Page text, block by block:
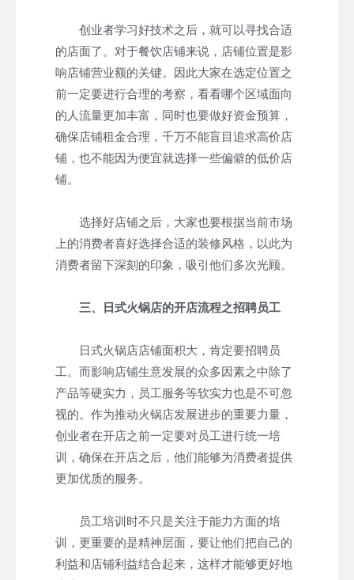
创业者学习好技术之后，就可以寻找合适
的店面了。对于餐饮店铺来说，店铺位置是影
响店铺营业额的关键。因此大家在选定位置之
前一定要进行合理的考察，看看哪个区域面向
的人流量更加丰富，同时也要做好资金预算，
确保店铺租金合理，千万不能盲目追求高价店
铺，也不能因为便宜就选择一些偏僻的低价店
铺。
选择好店铺之后，大家也要根据当前市场
上的消费者喜好选择合适的装修风格，以此为
消费者留下深刻的印象，吸引他们多次光顾。
三、日式火锅店的开店流程之招聘员工
日式火锅店店铺面积大，肯定要招聘员
工。而影响店铺生意发展的众多因素之中除了
产品等硬实力，员工服务等软实力也是不可忽
视的。作为推动火锅店发展进步的重要力量，
创业者在开店之前一定要对员工进行统一培
训，确保在开店之后，他们能够为消费者提供
更加优质的服务。
员工培训时不只是关注于能力方面的培
训，更重要的是精神层面，要让他们把自己的
利益和店铺利益结合起来，这样才能够更好地